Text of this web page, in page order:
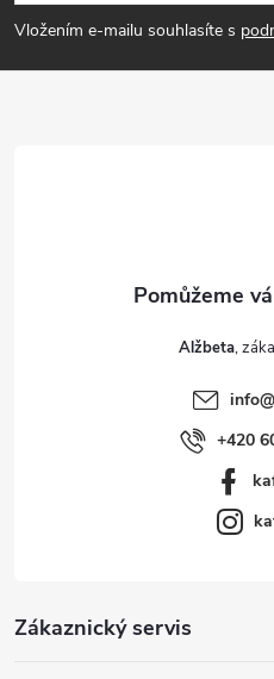
p
a
Vložením e-mailu souhlasíte s
Zákaznický servis
Alžbeta
info@
+420